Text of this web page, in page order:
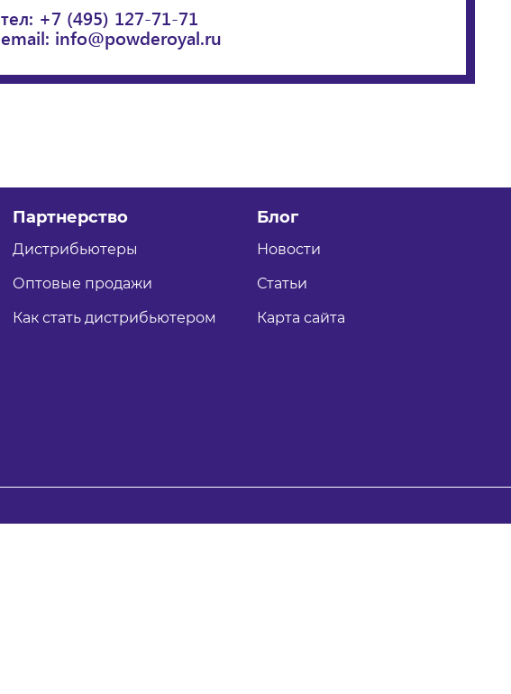
тел: +7 (495) 127-71-71
email: info@powderoyal.ru
Партнерство
Дистрибьютеры
Оптовые продажи
Как стать дистрибьютером
Блог
Новости
Статьи
Карта сайта